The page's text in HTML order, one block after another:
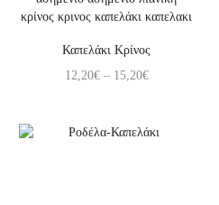
Καπελάκι Κρίνος
12,20€ – 15,20€